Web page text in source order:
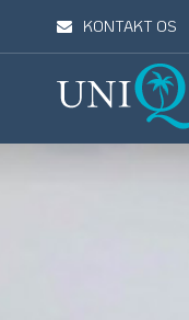
KONTAKT OS